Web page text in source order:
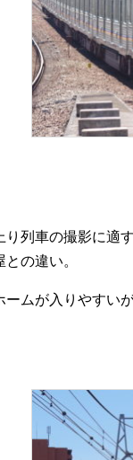
り列車の撮影に適
の違い。
ムが入りやすい